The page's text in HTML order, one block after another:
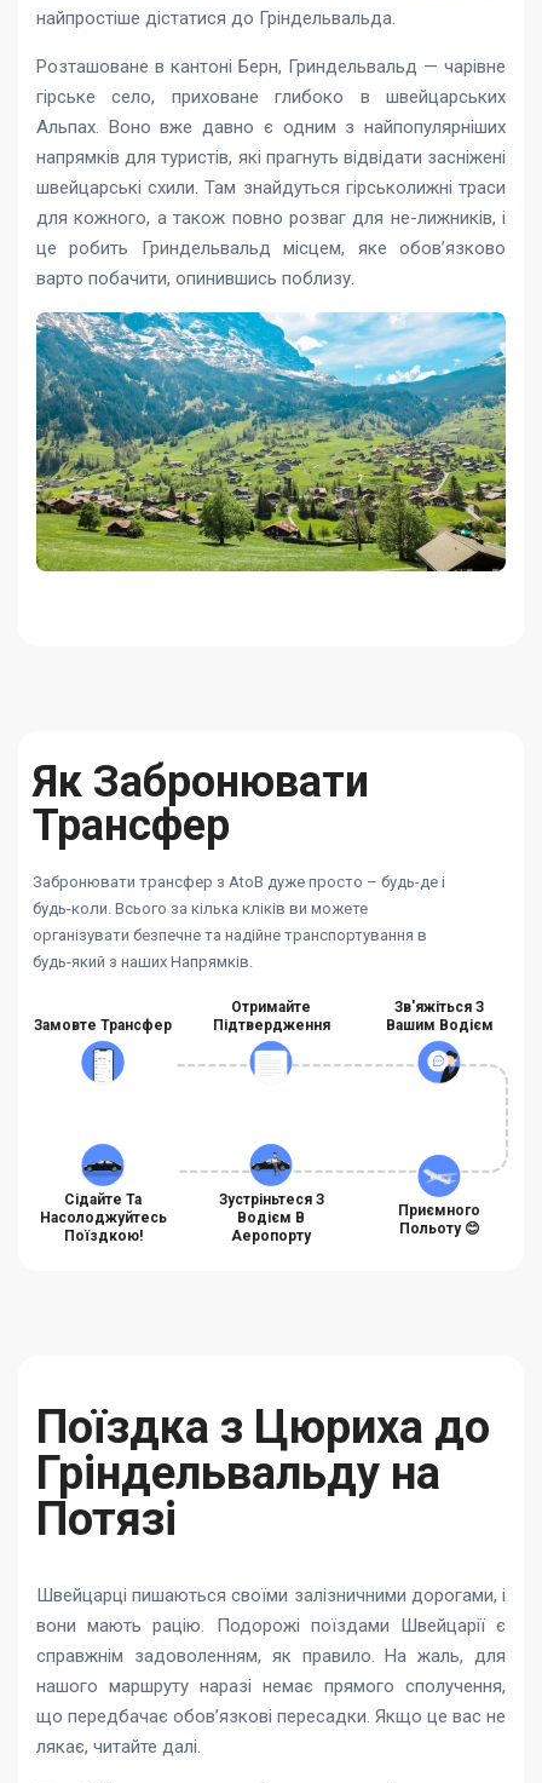
найпростіше дістатися до Гріндельвальда.
Розташоване в кантоні Берн, Гриндельвальд — чарівне
гірське село, приховане глибоко в швейцарських
Альпах. Воно вже давно є одним з найпопулярніших
напрямків для туристів, які прагнуть відвідати засніжені
швейцарські схили. Там знайдуться гірськолижні траси
для кожного, а також повно розваг для не-лижників, і
це робить Гриндельвальд місцем, яке обов’язково
варто побачити, опинившись поблизу.
Як Забронювати
Трансфер
Забронювати трансфер з AtoB дуже просто – будь-де і
будь-коли. Всього за кілька кліків ви можете
організувати безпечне та надійне транспортування в
будь-який з наших Напрямків.
Замовте Трансфер
Отримайте
Підтвердження
Зв'яжіться З
Вашим Водієм
Сідайте Та
Насолоджуйтесь
Поїздкою!
Зустріньтеся З
Водієм В
Аеропорту
Приємного
Польоту 😊
Поїздка з Цюриха до
Гріндельвальду на
Потязі
Швейцарці пишаються своїми залізничними дорогами, і
вони мають рацію. Подорожі поїздами Швейцарії є
справжнім задоволенням, як правило. На жаль, для
нашого маршруту наразі немає прямого сполучення,
що передбачає обов’язкові пересадки. Якщо це вас не
лякає, читайте далі.